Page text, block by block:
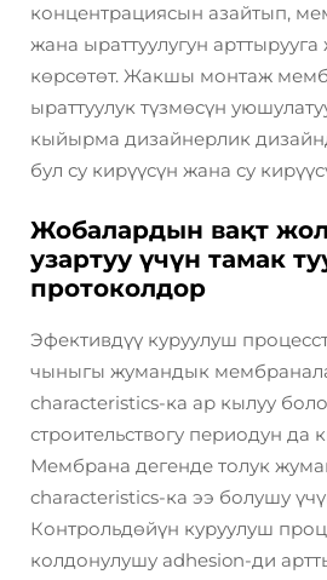
концентрациясын азайтып,
жана ыраттуулугун
көрсөтөт. Жакшы монтаж
ыраттуулук түзмөсүн
кыйырма дизайнерлик
бул су кирүүсүн жана су
Жобалардын вақт
узартуу үчүн тамак
протоколдор
Эфективдүү куруулуш
чыныгы жумандык
characteristics-ка ар кылуу
строительствогу периодун да
Мембрана дегенде толук
characteristics-ка ээ болушу
Контрольдөйүн куруулуш
колдонулушу adhesion-ди